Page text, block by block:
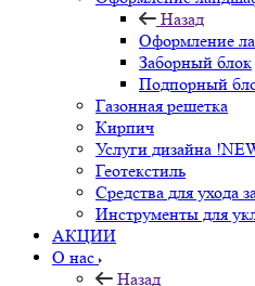
Назад
Оформление
Заборный блок
Подпорный
Газонная решетка
Кирпич
Услуги дизайна
Геотекстиль
Средства для ухода
Инструменты для
АКЦИИ
О нас
Назад